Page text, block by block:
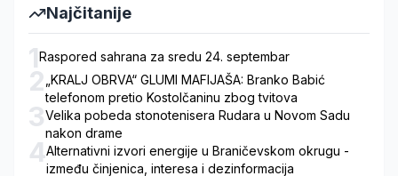
Najčitanije
1Raspored sahrana za sredu 24. septembar
2„KRALJ OBRVA“ GLUMI MAFIJAŠA: Branko Babić
telefonom pretio Kostolčaninu zbog tvitova
3Velika pobeda stonotenisera Rudara u Novom Sadu
nakon drame
4Alternativni izvori energije u Braničevskom okrugu -
između činjenica, interesa i dezinformacija